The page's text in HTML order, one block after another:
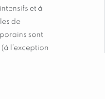
et à
de
sont
l’exception